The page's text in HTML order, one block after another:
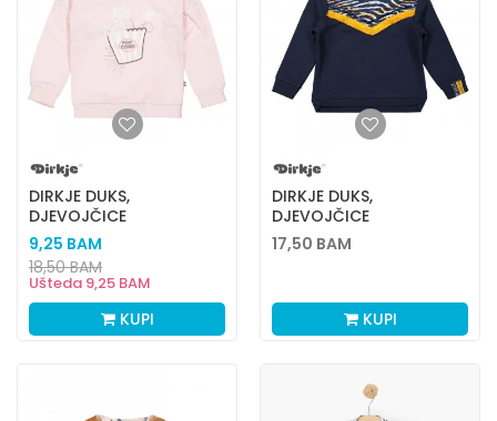
DIRKJE DUKS,
DJEVOJČICE
9,25 BAM
Ušteda 9,25 BAM
18,50BAM
KUPI
DIRKJE DUKS,
DJEVOJČICE
17,50 BAM
KUPI